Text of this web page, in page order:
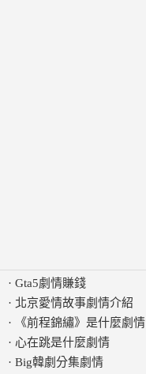
· Gta5劇情賺錢
· 北京愛情故事劇情介紹
·
《前程錦繡》是什麼劇情
· 心在跳是什麼劇情
· Big韓劇分集劇情